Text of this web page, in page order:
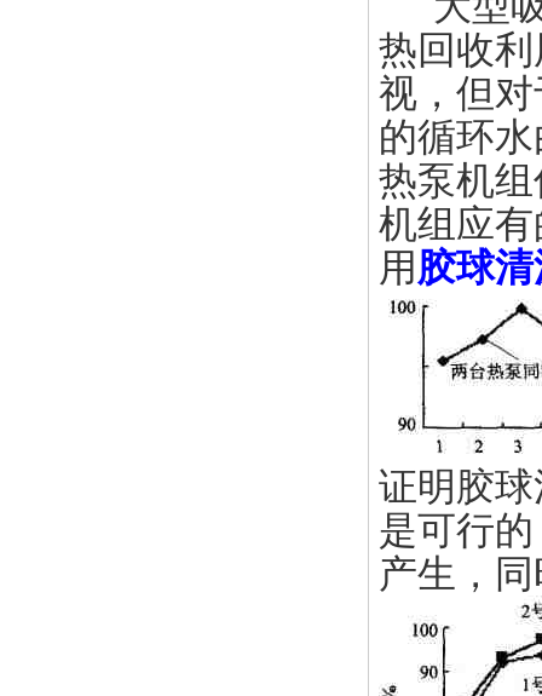
热回收
视，但
的循环
热泵机
机组应
用胶球
证明胶
是可行
产生，